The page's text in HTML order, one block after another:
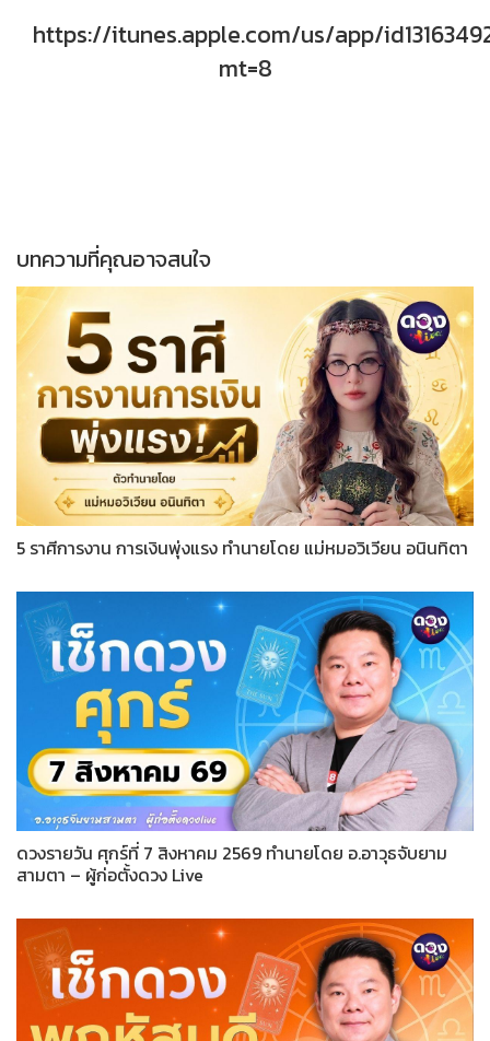
https://itunes.apple.com/us/app/
mt=8
บทความที่คุณอาจสนใจ
5 ราศีการงาน การเงินพุ่งแรง ทำนายโดย แม่หมอวิเวียน อนินทิตา
ดวงรายวัน ศุกร์ที่ 7 สิงหาคม 2569 ทำนายโดย อ.อาวุธจับยาม
สามตา – ผู้ก่อตั้งดวง Live